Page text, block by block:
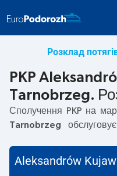
Розклад
PKP
Tarnobrzeg.
Сполучення PKP на
Tarnobrzeg
з
Останній потяг до
на маршруті
Aleksandrów